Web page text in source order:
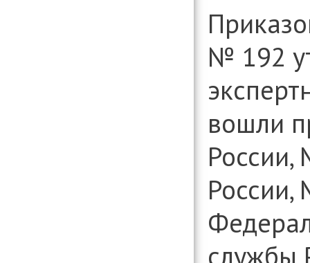
№ 192
вошли
России,
России,
службы